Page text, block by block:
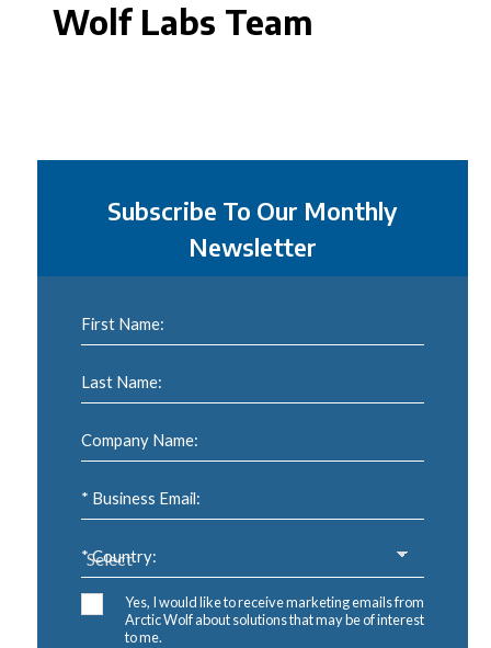
Wolf Labs Team
Subscribe To Our Monthly
Newsletter
First Name:
Last Name:
Company Name:
* Business Email:
* Country:
Yes, I would like to receive marketing emails from
Arctic Wolf about solutions that may be of interest
to me.